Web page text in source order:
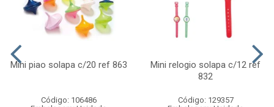
Mini piao solapa c/20 ref 863
Código: 106486
Mini relogio solapa c/12 ref
832
Código: 129357